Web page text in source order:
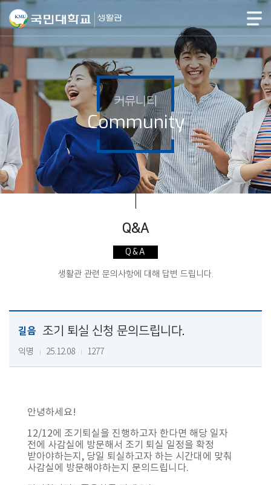
커뮤니티
Community
Q&A
Q&A
생활관 관련 문의사항에 대해 답변 드립니다.
길음 조기 퇴실 신청 문의드립니다.
익명 25.12.08 1277
안녕하세요!
12/12에 조기퇴실을 진행하고자 한다면 해당 일자
전에 사감실에 방문해서 조기 퇴실 일정을 확정
받아야하는지, 당일 퇴실하고자 하는 시간대에 맞춰
사감실에 방문해야하는지 문의드립니다.